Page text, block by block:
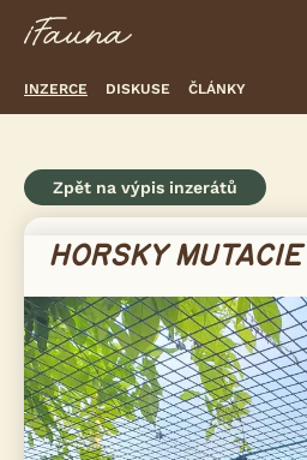
INZERCE DISKUSE ČLÁNKY
Zpět na výpis inzerátů
HORSKY MUTACIE